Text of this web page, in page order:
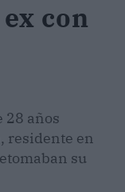
con
28 años
residente en
su